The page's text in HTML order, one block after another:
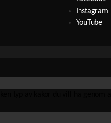
Instagram
YouTube